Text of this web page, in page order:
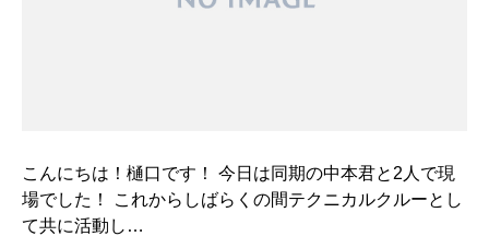
こんにちは！樋口です！ 今日は同期の中本君と2人で現
場でした！ これからしばらくの間テクニカルクルーとし
て共に活動し…